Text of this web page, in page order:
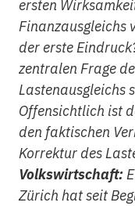
ersten
Finanzausgleichs
der erste
zentralen Frage
Lastenausgleichs
Offensichtlich ist
den faktischen
Korrektur des
Volkswirtschaft:
Zürich hat seit